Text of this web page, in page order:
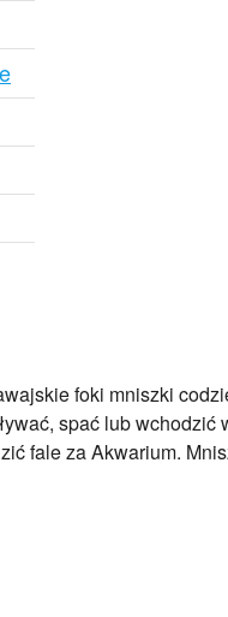
foki mniszki
spać lub wchodzić
fale za Akwarium.